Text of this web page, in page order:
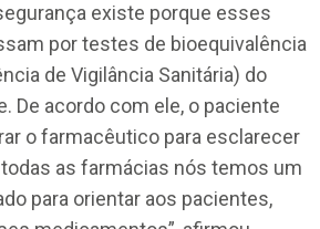
existe porque esses
por testes de bioequivalência
de Vigilância Sanitária) do
De acordo com ele, o paciente
o farmacêutico para esclarecer
as farmácias nós temos um
para orientar aos pacientes,